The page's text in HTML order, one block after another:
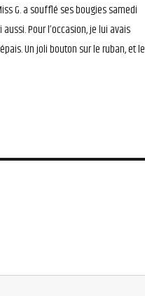
G. a soufflé ses bougies samedi
Pour l’occasion, je lui avais
Un joli bouton sur le ruban, et le